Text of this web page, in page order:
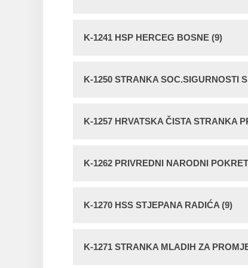
K-1241 HSP HERCEG BOSNE (9)
K-1250 STRANKA SOC.SIGURNOSTI
K-1257 HRVATSKA ČISTA STRANKA
K-1262 PRIVREDNI NARODNI
K-1270 HSS STJEPANA RADIĆA (9)
K-1271 STRANKA MLADIH ZA